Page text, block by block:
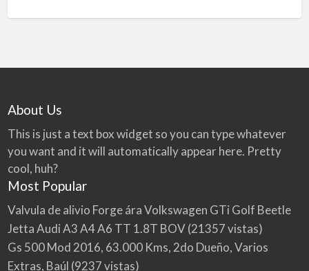
About Us
This is just a text box widget so you can type whatever
you want and it will automatically appear here. Pretty
cool, huh?
Most Popular
Valvula de alivio Forge ára Volkswagen GTi Golf Beetle
Jetta Audi A3 A4 A6 TT 1.8T BOV(21357 vistas)
Gs 500 Mod 2016, 63.000 Kms, 2do Dueño, Varios
Extras, Baúl (9237 vistas)